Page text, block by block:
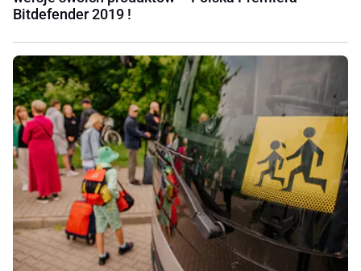
Bitdefender 2019 !